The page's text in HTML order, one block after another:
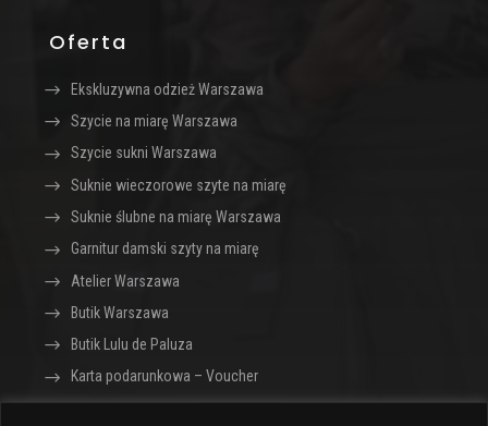
Oferta
Ekskluzywna odzież Warszawa
Szycie na miarę Warszawa
Szycie sukni Warszawa
Suknie wieczorowe szyte na miarę
Suknie ślubne na miarę Warszawa
Garnitur damski szyty na miarę
Atelier Warszawa
Butik Warszawa
Butik Lulu de Paluza
Karta podarunkowa – Voucher